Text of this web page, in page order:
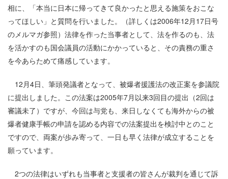
相に、「本当に日本に帰ってきて良かったと思える施策をおこな
ってほしい」と質問を行いました。（詳しくは2006年12月17日号
のメルマガ参照）法律を作った当事者として、法を作るのも、法
を活かすのも国会議員の活動にかかっていると、その責務の重さ
を今あらためて痛感しています。
12月4日、筆頭発議者となって、被爆者援護法の改正案を参議院
に提出しました。この法案は2005年7月以来3回目の提出（2回は
審議未了）ですが、今回は与党も、来日しなくても海外からの被
爆者健康手帳の申請を認める内容での法案提出を検討中とのこと
ですので、両案が歩み寄って、一日も早く法律が成立することを
願っています。
2つの法律はいずれも当事者と支援者の皆さんが裁判を通じて訴